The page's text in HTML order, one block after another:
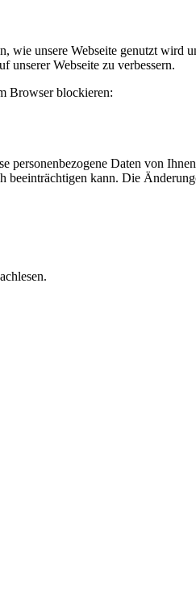
wie unsere Webseite genutzt
unserer Webseite zu verbessern.
Browser blockieren:
Daten von
kann. Die